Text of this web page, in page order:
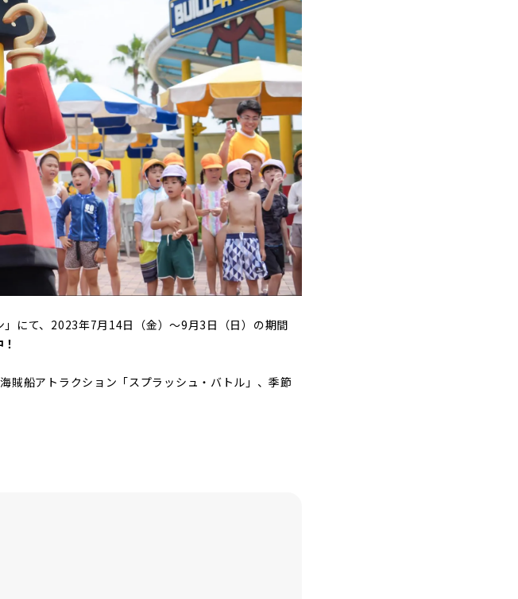
にて、2023年7月14日（金）〜9月3日（日）の期間
賊船アトラクション「スプラッシュ・バトル」、季節